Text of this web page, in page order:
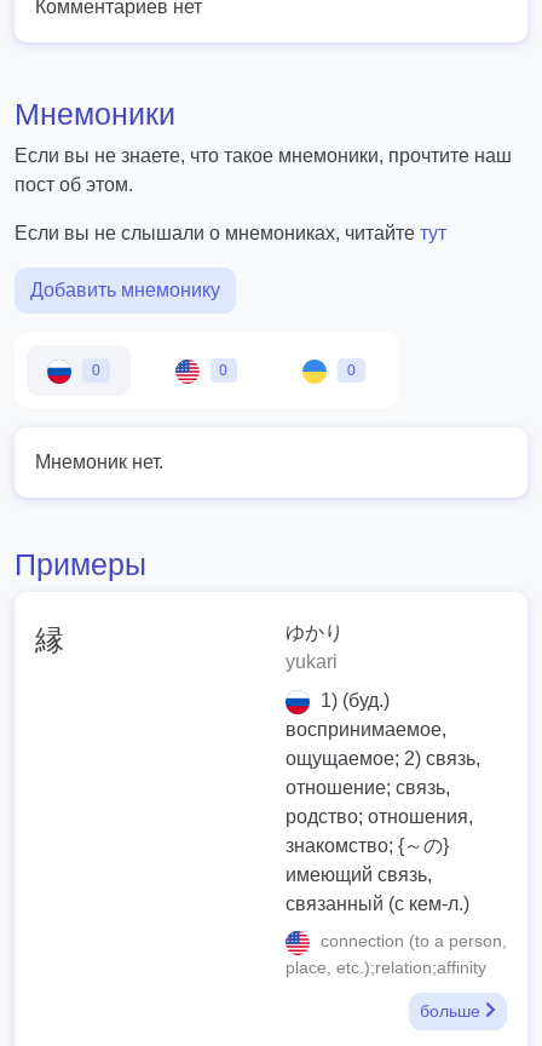
Комментариев нет
Мнемоники
Если вы не знаете, что такое мнемоники, прочтите наш
пост об этом.
Если вы не слышали о мнемониках, читайте тут
Добавить мнемонику
0 0 0
Мнемоник нет.
Примеры
縁
ゆかり
yukari
1) (буд.)
воспринимаемое,
ощущаемое; 2) связь,
отношение; связь,
родство; отношения,
знакомство; {～の}
имеющий связь,
связанный (с кем-л.)
connection (to a person,
place, etc.);relation;affinity
больше